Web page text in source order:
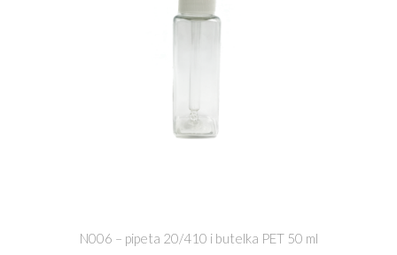
N006 – pipeta 20/410 i butelka PET 50 ml